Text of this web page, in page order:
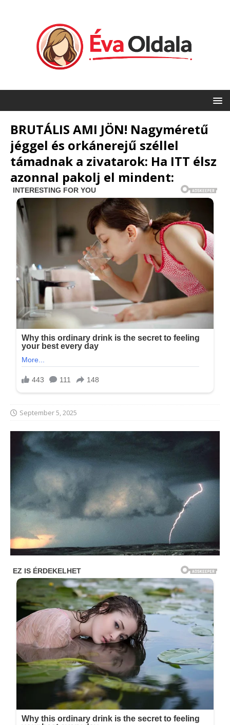
BRUTÁLIS AMI JÖN! Nagyméretű
jéggel és orkánerejű széllel
támadnak a zivatarok: Ha ITT élsz
azonnal pakolj el mindent:
September 5, 2025